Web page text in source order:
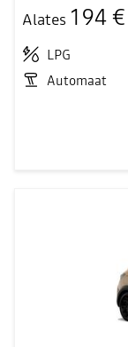
Alates 194 €
LPG
Automaat